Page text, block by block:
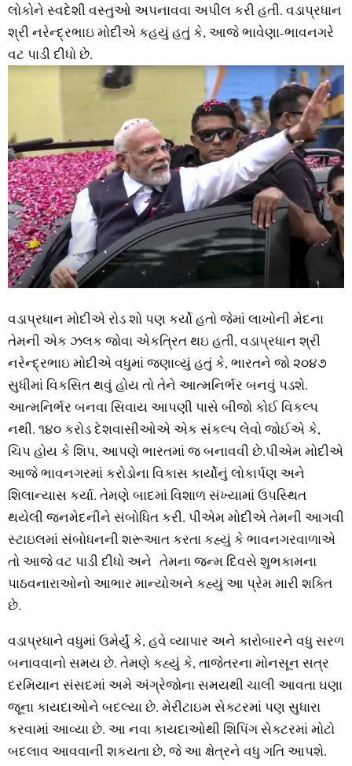
લોકોને સ્‍વદેશી વસ્‍તુઓ અપનાવવા અપીલ કરી હતી. વડાપ્રધાન
શ્રી નરેન્‍દ્રભાઇ મોદીએ કહયું હતું કે, આજે ભાવેણા-ભાવનગરે
વટ પાડી દીધો છે.
વડાપ્રધાન મોદીએ રોડ શો પણ કર્યો હતો જેમાં લાખોની મેદના
તેમની એક ઝલક જોવા એકત્રિત થઇ હતી, વડાપ્રધાન શ્રી
નરેન્‍દ્રભાઇ મોદીએ વધુમાં જણાવ્‍યું હતું કે, ભારતને જો ૨૦૪૭
સુધીમાં વિકસિત થવું હોય તો તેને આત્‍મનિર્ભર બનવું પડશે.
આત્‍મનિર્ભર બનવા સિવાય આપણી પાસે બીજો કોઈ વિકલ્‍પ
નથી. ૧૪૦ કરોડ દેશવાસીઓએ એક સંકલ્‍પ લેવો જોઈએ કે,
ચિપ હોય કે શિપ, આપણે ભારતમાં જ બનાવવી છે.પીએમ મોદીએ
આજે ભાવનગરમાં કરોડોના વિકાસ કાર્યોનું લોકાર્પણ અને
શિલાન્‍યાસ કર્યા. તેમણે બાદમાં વિશાળ સંખ્‍યામાં ઉપસ્‍થિત
થયેલી જનમેદનીને સંબોધિત કરી. પીએમ મોદીએ તેમની આગવી
સ્‍ટાઇલમાં સંબોધનની શરૂઆત કરતા કહ્યું કે ભાવનગરવાળાએ
તો આજે વટ પાડી દીધો અને તેમના જન્‍મ દિવસે શુભકામના
પાઠવનારાઓનો આભાર માન્‍યોઅને કહ્યું આ પ્રેમ મારી શક્‍તિ
છે.
વડાપ્રધાને વધુમાં ઉમેર્યું કે, હવે વ્‍યાપાર અને કારોબારને વધુ સરળ
બનાવવાનો સમય છે. તેમણે કહ્યું કે, તાજેતરના મોનસૂન સત્ર
દરમિયાન સંસદમાં અમે અંગ્રેજોના સમયથી ચાલી આવતા ઘણા
જૂના કાયદાઓને બદલ્‍યા છે. મેરીટાઇમ સેક્‍ટરમાં પણ સુધારા
કરવામાં આવ્‍યા છે. આ નવા કાયદાઓથી શિપિંગ સેક્‍ટરમાં મોટો
બદલાવ આવવાની શકયતા છે, જે આ ક્ષેત્રને વધુ ગતિ આપશે.